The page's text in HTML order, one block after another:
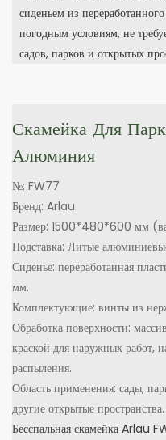
сиденьем из
погодным условиям, не
садов, парков и открытых
Скамейка Для
Алюминия
№: FW77
Бренд: Arlau
Размер: 1500*480*600 мм
Подставка: Литые
Сиденье: переработанная
мм.
Комплектующие: винты из
Обработка поверхности:
краской для наружных работ,
распыления.
Область применения: сады,
другие открытые пространства.
Бесспальная скамейка Arlau